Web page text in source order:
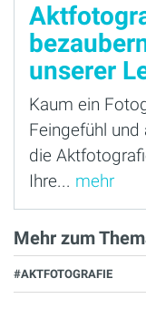
unserer
Kaum ein
Feingefühl
die
Ihre... mehr
Mehr zum
#AKTFOTOGRAFIE